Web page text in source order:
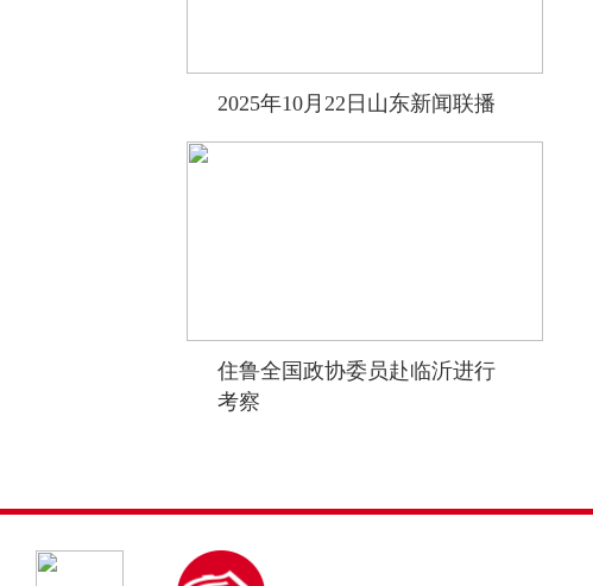
2025年10月22日山东新闻联播
住鲁全国政协委员赴临沂进行
考察